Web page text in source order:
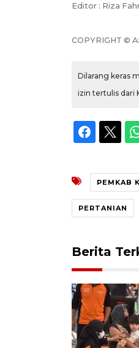
Editor : Riza
COPYRIGHT ©
Dilarang keras
izin tertulis dari
PEMKAB
PERTANIAN
Berita